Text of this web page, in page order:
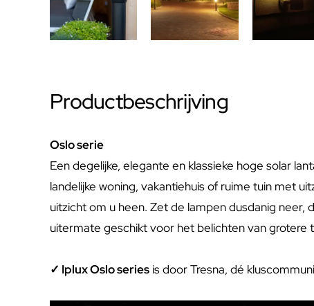
Productbeschrijving
Oslo serie
Een degelijke, elegante en klassieke hoge solar
landelijke woning, vakantiehuis of ruime tuin met
uitzicht om u heen. Zet de lampen dusdanig neer,
uitermate geschikt voor het belichten van grotere
✓ Iplux Oslo series is door Tresna, dé